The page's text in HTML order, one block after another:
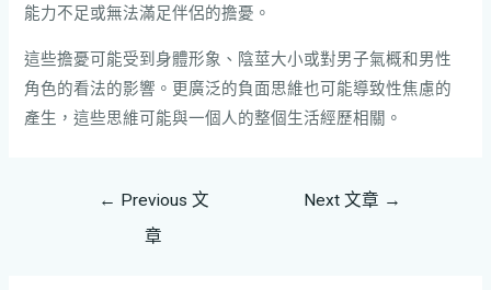
能力不足或無法滿足伴侶的擔憂。
這些擔憂可能受到身體形象、陰莖大小或對男子氣概和男性
角色的看法的影響。更廣泛的負面思維也可能導致性焦慮的
產生，這些思維可能與一個人的整個生活經歷相關。
← Previous 文
章
Next 文章 →